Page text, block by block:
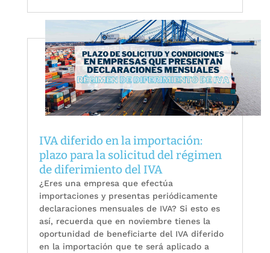
IVA diferido en la importación:
plazo para la solicitud del régimen
de diferimiento del IVA
¿Eres una empresa que efectúa
importaciones y presentas periódicamente
declaraciones mensuales de IVA? Si esto es
así, recuerda que en noviembre tienes la
oportunidad de beneficiarte del IVA diferido
en la importación que te será aplicado a